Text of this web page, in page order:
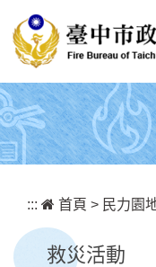
::: 首頁 > 民力園
救災活動